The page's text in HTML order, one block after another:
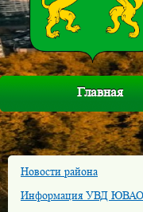
Главная
Новости района
Информация УВД ЮВАО